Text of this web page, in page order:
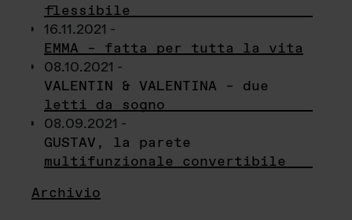
flessibile
16.11.2021 -
EMMA – fatta per tutta la vita
08.10.2021 -
VALENTIN & VALENTINA – due
letti da sogno
08.09.2021 -
GUSTAV, la parete
multifunzionale convertibile
Archivio